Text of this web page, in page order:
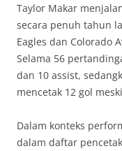
Taylor Makar
secara penuh tahun
Eagles dan Colorado
Selama 56
dan 10 assist,
mencetak 12 gol
Dalam konteks
dalam daftar